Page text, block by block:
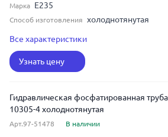
Марка E235
Способ изготовления холоднотянутая
Все характеристики
Узнать цену
Гидравлическая фосфатированная
10305-4 холоднотянутая
Арт.97-51478 В наличии